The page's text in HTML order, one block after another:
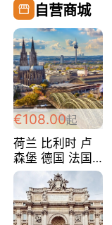
自营商城
€108.00起
荷兰 比利时 卢
森堡 德国 法国
超爽玩遍西欧 循
环线 全程四星宾
馆 108欧/人/天